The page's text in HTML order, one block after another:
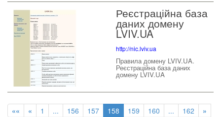
Реєстраційна база
даних домену
LVIV.UA
http://nic.lviv.ua
Правила домену LVIV.UA.
Реєстраційна база даних
домену LVIV.UA
«« « 1 ... 156 157 158 159 160 ... 162
»